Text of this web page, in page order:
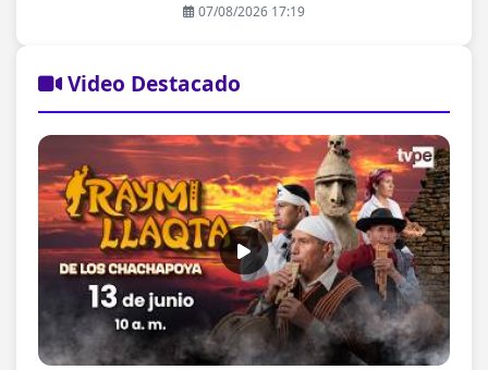
07/08/2026 17:19
Video Destacado